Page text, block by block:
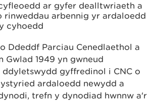
ar gyfer dealltwriaeth a
rinweddau arbennig yr ardaloedd
cyhoedd
Ddeddf Parciau Cenedlaethol a
Gwlad 1949 yn gwneud
gyffredinol i CNC o
ardaloedd newydd a
trefn y dynodiad hwnnw a'r